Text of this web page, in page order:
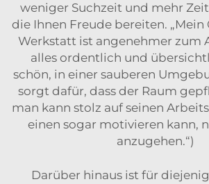
weniger Suchzeit und mehr
die Ihnen Freude bereiten. „Mein
Werkstatt ist angenehmer zum
alles ordentlich und
schön, in einer sauberen
sorgt dafür, dass der Raum
man kann stolz auf seinen
einen sogar motivieren kann,
anzugehen.“)
Darüber hinaus ist für